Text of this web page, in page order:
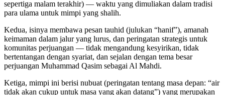
sepertiga malam terakhir) — waktu yang dimuliakan dalam tradisi
para ulama untuk mimpi yang shalih.
Kedua, isinya membawa pesan tauhid (julukan “hanif”), amanah
keimaman dalam jalur yang lurus, dan peringatan strategis untuk
komunitas perjuangan — tidak mengandung kesyirikan, tidak
bertentangan dengan syariat, dan sejalan dengan tema besar
perjuangan Muhammad Qasim sebagai Al Mahdi.
Ketiga, mimpi ini berisi nubuat (peringatan tentang masa depan: “air
tidak akan cukup untuk masa yang akan datang”) yang merupakan